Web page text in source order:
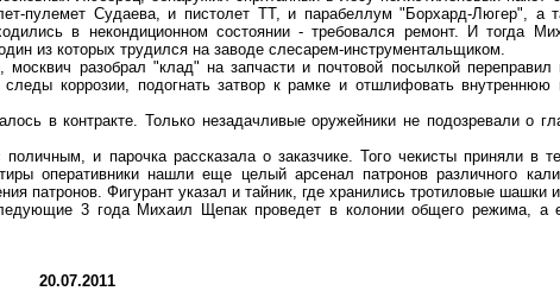
пулемет Судаева, и пистолет ТТ, и парабеллум " Борхард-Люгер", а
в некондиционном состоянии - требовался ремонт. И тогда
из которых трудился на заводе слесарем-инструментальщиком.
разобрал "клад" на запчасти и почтовой посылкой
коррозии, подогнать затвор к рамке и отшлифовать
в контракте. Только незадачливые оружейники не подозревали о
и парочка рассказала о заказчике. Того чекисты приняли в
оперативники нашли еще целый арсенал патронов различного
патронов. Фигурант указал и тайник, где хранились тротиловые шашки
3 года Михаил
Щепакпроведет в колонии общего режима, а
20.07.2011